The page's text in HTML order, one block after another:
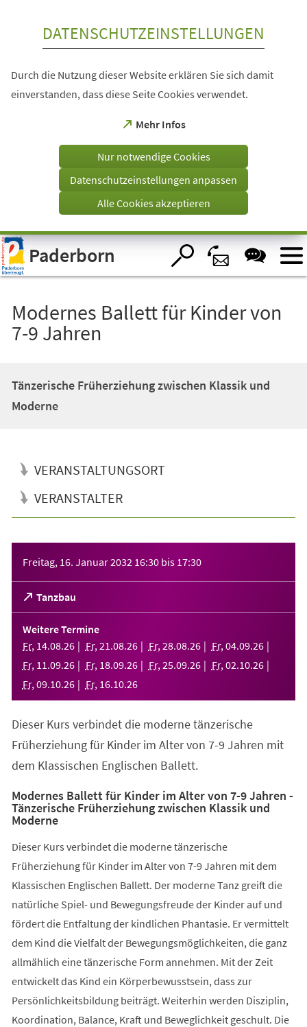
Visuelle
Assistenzsoftware
öffnen.
DATENSCHUTZEINSTELLUNGEN
Durch die Nutzung dieser Website erklären Sie sich damit
einverstanden, dass diese Seite Cookies verwendet.
Mehr Infos
(Öffnet
einem
Tab)
Nur notwendige Cookies
Datenschutzeinstellungen anpassen
Alle Cookies akzeptieren
Paderborn
Modernes Ballett für Kinder von
7-9 Jahren
Tänzerische Früherziehung zwischen Klassik und
Moderne
VERANSTALTUNGSORT
VERANSTALTER
Freitag, 16. Januar 2032 16:30 bis 17:30
Tanzbau
(Öffnet
in
einem
neuen
Tab)
Weitere Termine
Fr, 14.08.26 Fr, 21 .08.26 Fr, 28.08.26 Fr, 04.09.26
Fr, 11 .09.26 Fr, 18.09.26 Fr, 25.09.26 Fr, 02.10.26
Fr, 09.10.26 Fr, 16.10.26
Dieser Kurs verbindet die moderne tänzerische
Früherziehung für Kinder im Alter von 7-9 Jahren mit
dem Klassischen Englischen Ballett.
Modernes Ballett für Kinder im Alter von 7-9 Jahren -
Tänzerische Früherziehung zwischen Klassik und
Moderne
Dieser Kurs verbindet die moderne tänzerische
Früherziehung für Kinder im Alter von 7-9 Jahren mit dem
Klassischen Englischen Ballett. Der moderne Tanz greift die
natürliche Spiel- und Bewegungsfreude der Kinder auf und
fördert die Entfaltung der kindlichen Phantasie. Er vermittelt
dem Kind die Vielfalt der Bewegungsmöglichkeiten, die ganz
allmählich eine tänzerische Form annehmen. Mit der Zeit
entwickelt das Kind ein Körperbewusstsein, dass zur
Persönlichkeitsbildung beiträgt. Weiterhin werden Disziplin,
Koordination, Balance, Kraft und Beweglichkeit geschult. Die